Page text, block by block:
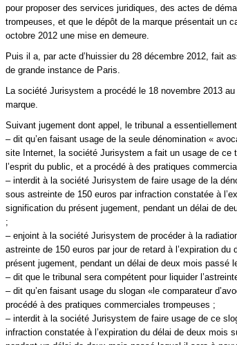
pour proposer des services juridiques, des actes de
trompeuses, et que le dépôt de la marque présentait un
octobre 2012 une mise en demeure.
Puis il a, par acte d’huissier du 28 décembre 2012, fait
de grande instance de Paris.
La société Jurisystem a procédé le 18 novembre 2013
marque.
Suivant jugement dont appel, le tribunal a
– dit qu’en faisant usage de la seule dénomination «
site Internet, la société Jurisystem a fait un usage de ce
l’esprit du public, et a procédé à des pratiques
– interdit à la société Jurisystem de faire usage de la
sous astreinte de 150 euros par infraction constatée à
signification du présent jugement, pendant un délai de
;
– enjoint à la société Jurisystem de procéder à la
astreinte de 150 euros par jour de retard à l’expiration
présent jugement, pendant un délai de deux mois passé
– dit que le tribunal sera compétent pour liquider
– dit qu’en faisant usage du slogan «le comparateur
procédé à des pratiques commerciales trompeuses ;
– interdit à la société Jurisystem de faire usage de ce
infraction constatée à l’expiration du délai de deux mois